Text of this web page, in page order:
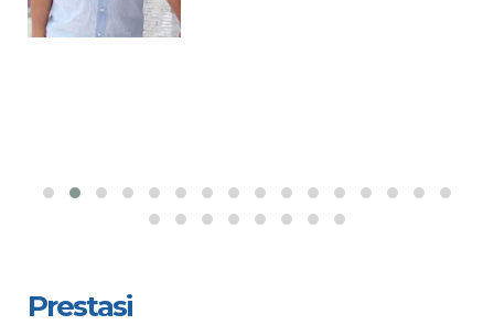
Prestasi